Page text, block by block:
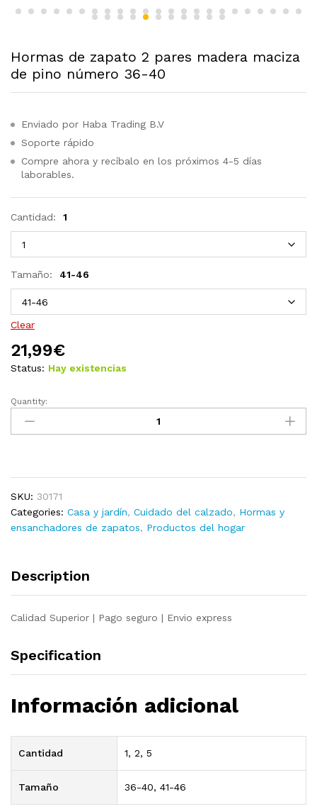
Hormas de zapato 2 pares madera maciza
de pino número 36-40
Enviado por Haba Trading B.V
Soporte rápido
Compre ahora y recíbalo en los próximos 4-5 días
laborables.
Cantidad: 1
Tamaño: 41-46
Clear
21,99€
Status: Hay existencias
Hormas
zapato
maciza
de
pino
40
Quantity:
SKU: 30171
Categories: Casa y jardín, Cuidado del calzado, Hormas y
ensanchadores de zapatos, Productos del hogar
Description
Calidad Superior | Pago seguro | Envio express
Specification
Información adicional
Cantidad 1, 2, 5
Tamaño 36-40, 41-46